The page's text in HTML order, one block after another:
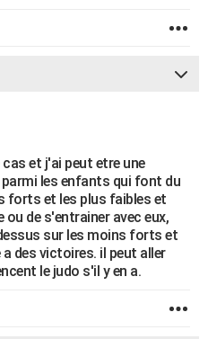
et j'ai peut etre une
les enfants qui font du
forts et les plus faibles et
de s'entrainer avec eux,
sur les moins forts et
des victoires. il peut aller
le judo s'il y en a.